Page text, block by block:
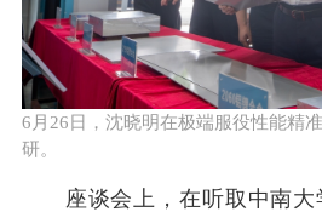
6月26日，沈晓明在极端服役性能精
研。
座谈会上，在听取中南